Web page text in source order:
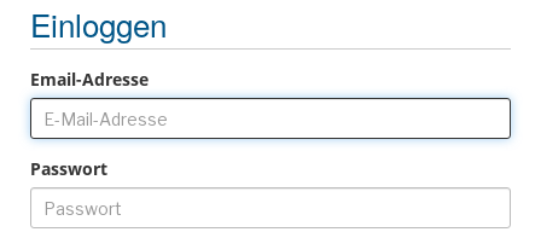
Einloggen
Email-Adresse
Passwort